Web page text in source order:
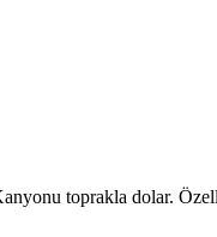
toprakla dolar.